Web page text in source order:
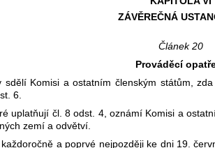
ZÁVĚREČNÁ
Článek 20
Prováděcí
Komisi a ostatním členským státům,
6.
uplatňují čl. 8 odst. 4, oznámí Komisi a
zemí a odvětví.
a poprvé nejpozději ke dni 19.